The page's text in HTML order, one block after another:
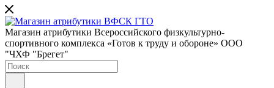
Магазин атрибутики Всероссийского физкультурно-
спортивного комплекса «Готов к труду и обороне» ООО
"ЧХФ "Брегет"